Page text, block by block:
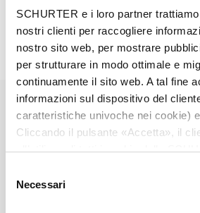
SCHURTER e i loro partner
nostri clienti per raccogliere
nostro sito web, per mostrare
per strutturare in modo ottimale e
continuamente il sito web. A tal fine
informazioni sul dispositivo del
caratteristiche univoche nei cookie)
Cliccando il pulsante «Accetta», il
all’utilizzo di tutti i cookie delle
momento cliccando su
pagina. Le impostazioni personali
delNecessari
Detailed request for product
Details RTS
Rated Voltage up to 60
Breaking Capacity up to 400 A